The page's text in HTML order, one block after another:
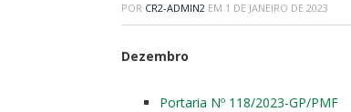
POR CR2-ADMIN2 EM 1 DE JANEIRO DE 2023
Dezembro
Portaria Nº 118/2023-GP/PMF